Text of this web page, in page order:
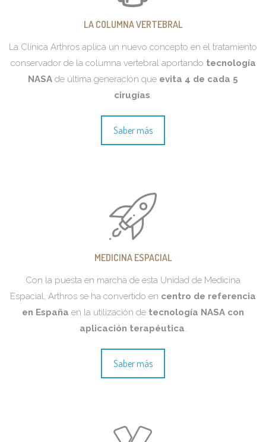
LA COLUMNA VERTEBRAL
La Clínica Arthros aplica un nuevo concepto en el tratamiento
conservador de la columna vertebral aportando tecnología
NASA de última generación que evita 4 de cada 5
cirugías.
Saber más
MEDICINA ESPACIAL
Con la puesta en marcha de esta Unidad de Medicina
Espacial, Arthros se ha convertido en centro de referencia
en España en la utilización de tecnología NASA con
aplicación terapéutica.
Saber más